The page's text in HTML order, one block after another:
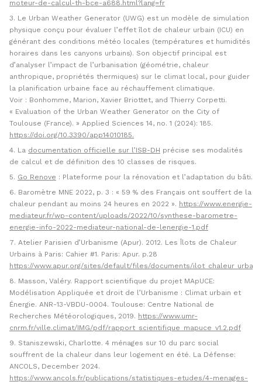
moteur-de-calcul-th-bce-a688.html?lang=fr
Le Urban Weather Generator (UWG) est un modèle de simulation
physique conçu pour évaluer l’effet îlot de chaleur urbain (ICU) en
générant des conditions météo locales (températures et humidités
horaires dans les canyons urbains). Son objectif principal est
d’analyser l’impact de l’urbanisation (géométrie, chaleur
anthropique, propriétés thermiques) sur le climat local, pour guider
la planification urbaine face au réchauffement climatique.
Voir : Bonhomme, Marion, Xavier Briottet, and Thierry Corpetti.
« Evaluation of the Urban Weather Generator on the City of
Toulouse (France). » Applied Sciences 14, no. 1 (2024): 185.
https://doi.org/10.3390/app14010185.
La documentation officielle sur l’ISB-DH précise ses modalités
de calcul et de définition des 10 classes de risques.
Go Renove : Plateforme pour la rénovation et l’adaptation du bâti.
Baromètre MNE 2022, p. 3 : « 59 % des Français ont souffert de la
chaleur pendant au moins 24 heures en 2022 ». https://www.energie-
mediateur.fr/wp-content/uploads/2022/10/synthese-barometre-
energie-info-2022-mediateur-national-de-lenergie-1.pdf
Atelier Parisien d’Urbanisme (Apur). 2012. Les Îlots de Chaleur
Urbains à Paris: Cahier #1. Paris: Apur. p.28
https://www.apur.org/sites/default/files/documents/
Masson, Valéry. Rapport scientifique du projet MApUCE:
Modélisation Appliquée et droit de l’Urbanisme : Climat urbain et
Énergie. ANR-13-VBDU-0004. Toulouse: Centre National de
Recherches Météorologiques, 2019. https://www.umr-
cnrm.fr/ville.climat/IMG/pdf/rapport_scientifique_mapuce_v1.2.pdf
Staniszewski, Charlotte. 4 ménages sur 10 du parc social
souffrent de la chaleur dans leur logement en été. La Défense:
ANCOLS, December 2024.
https://www.ancols.fr/publications/statistiques-etudes/4-menages-